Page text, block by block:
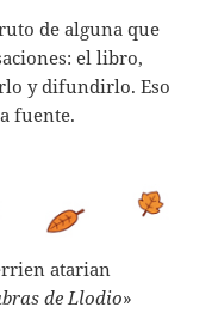
de alguna que
el libro,
y difundirlo. Eso
fuente.
atarian
de Llodio»